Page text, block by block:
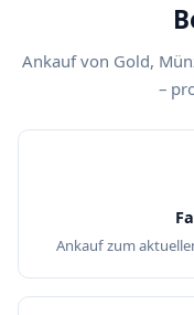
Ankauf von Gold,
–
Ankauf zum